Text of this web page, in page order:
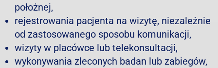
położnej,
rejestrowania pacjenta na wizytę, niezależnie
od zastosowanego sposobu komunikacji,
wizyty w placówce lub telekonsultacji,
wykonywania zleconych badan lub zabiegów,